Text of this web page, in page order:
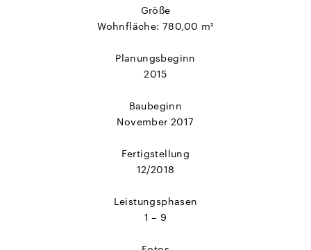
Größe
Wohnfläche: 780,00 m²
Planungsbeginn
2015
Baubeginn
November 2017
Fertigstellung
12/2018
Leistungsphasen
1 – 9